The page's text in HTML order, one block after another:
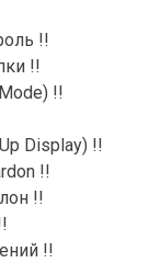
!!
!!
!!
Display) !!
!!
!!
!!